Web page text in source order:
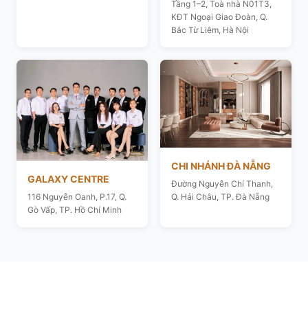
Tầng 1–2, Toà nhà N01T3,
KĐT Ngoại Giao Đoàn, Q.
Bắc Từ Liêm, Hà Nội
GALAXY CENTRE
116 Nguyễn Oanh, P.17, Q.
Gò Vấp, TP. Hồ Chí Minh
CHI NHÁNH ĐÀ NẴNG
Đường Nguyễn Chí Thanh,
Q. Hải Châu, TP. Đà Nẵng